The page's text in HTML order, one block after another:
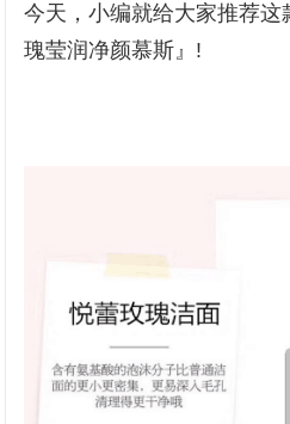
今天，小编就给大家推荐
瑰莹润净颜慕斯』!